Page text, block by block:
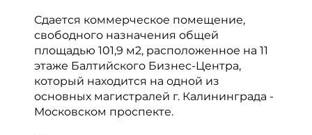
Сдается коммерческое помещение,
свободного назначения общей
площадью 101,9 м2, расположенное на 11
этаже Балтийского Бизнес-Центра,
который находится на одной из
основных магистралей г. Калининграда -
Московском проспекте.